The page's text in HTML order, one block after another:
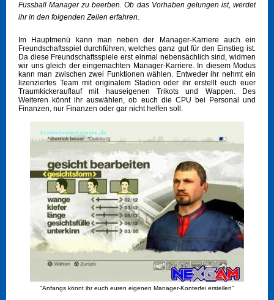
Fussball Manager zu beerben. Ob das Vorhaben gelungen ist, werdet
ihr in den folgenden Zeilen erfahren.
Im Hauptmenü kann man neben der Manager-Karriere auch ein
Freundschaftsspiel durchführen, welches ganz gut für den Einstieg ist.
Da diese Freundschaftsspiele erst einmal nebensächlich sind, widmen
wir uns gleich der eingemachten Manager-Karriere. In diesem Modus
kann man zwischen zwei Funktionen wählen. Entweder ihr nehmt ein
lizenziertes Team mit originalem Stadion oder ihr erstellt euch euer
Traumkickerauflauf mit hauseigenen Trikots und Wappen. Des
Weiteren könnt ihr auswählen, ob euch die CPU bei Personal und
Finanzen, nur Finanzen oder gar nicht helfen soll.
"Anfangs könnt ihr euch euren eigenen Manager-Konterfei erstellen"